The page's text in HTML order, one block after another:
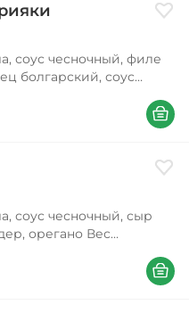
соус чесночный, филе
болгарский, соус
В
соус чесночный, сыр
орегано Вес
В